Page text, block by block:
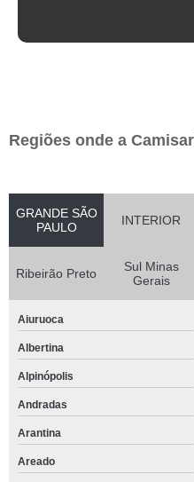
Regiões onde a
GRANDE SÃO
PAULO
INTERIOR
Ribeirão Preto
Sul Minas
Gerais
Aiuruoca
Albertina
Alpinópolis
Andradas
Arantina
Areado